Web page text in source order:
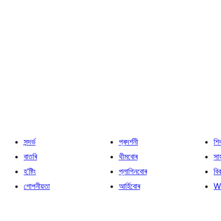
সন্দৰ্ভ
বাতৰি
হ’ষ্টিং
গোপনীয়তা
প্ৰদৰ্শনী
থীমবোৰ
প্লাগিনবোৰ
আৰ্হিবোৰ